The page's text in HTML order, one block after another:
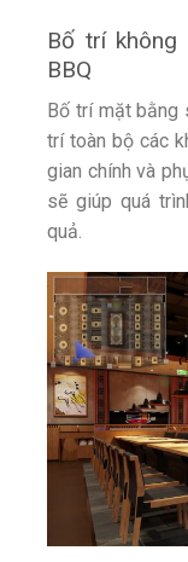
Bố trí không
BBQ
Bố trí mặt bằng
trí toàn bộ các
gian chính và
sẽ giúp quá
quả.